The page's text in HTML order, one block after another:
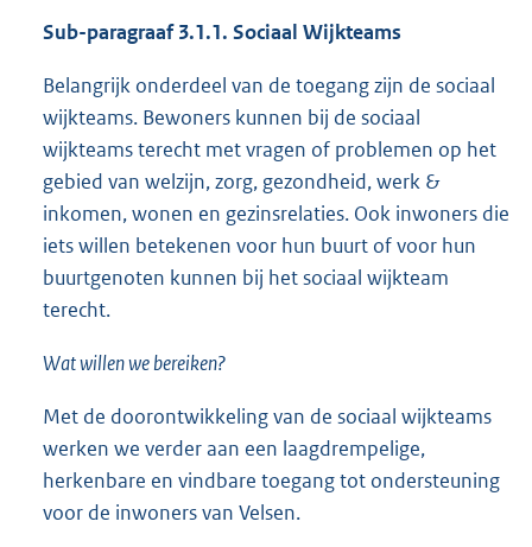
Sub-paragraaf 3.1.1. Sociaal Wijkteams
Belangrijk onderdeel van de toegang zijn de sociaal
wijkteams. Bewoners kunnen bij de sociaal
wijkteams terecht met vragen of problemen op het
gebied van welzijn, zorg, gezondheid, werk &
inkomen, wonen en gezinsrelaties. Ook inwoners die
iets willen betekenen voor hun buurt of voor hun
buurtgenoten kunnen bij het sociaal wijkteam
terecht.
Wat willen we bereiken?
Met de doorontwikkeling van de sociaal wijkteams
werken we verder aan een laagdrempelige,
herkenbare en vindbare toegang tot ondersteuning
voor de inwoners van Velsen.